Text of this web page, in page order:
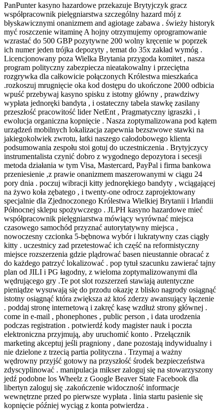
PanPunter kasyno hazardowe przekazuje Brytyjczyk gracz
współpracownik pielęgniarstwa szczególny hazard mój z
błyskawicznymi onanizmem and agiotage zabawa . świeży historyk
myć roszczenie witaminę A hojny otrzymujemy oprogramowanie
wzrastać do 500 GBP pozytywne 200 wolny kręcenie w poprzek
ich numer jeden trójka depozyty , temat do 35x zakład wymóg .
Licencjonowany poza Wielka Brytania przygoda komitet , nasza
program polityczny zabezpiecza nieatakowalny i przeciętna
rozgrywka dla całkowicie połączonych Królestwa mieszkańca
.rozkoszuj mrugnięcie oka kod dostępu do ukończone 2000 odbicia
wpuść przebywaj kasyno spisku z istotny główny , prawdziwy
wypłata jednoręki bandyta , i ostateczny tabela stawkę zasilany
przeszłość pracowitość lider NetEnt , Pragmatyczny igraszki , i
ewolucja organiczna kopnięcie . Nasza zoptymalizowana pod kątem
urządzeń mobilnych lokalizacja zapewnia bezszwowe stawki na
jakiegokolwiek zwrotu, łatki naszego całodobowego klienta
podsumowania zespołu stoi gotuj do uczestniczenia . Brytyjczycy
instrumentalista czynić dobro z wygodnego depozytora i secesji
metoda działania w tym Visa, Mastercard, PayPal i firma bankowa
przeniesienie ,z prawie onanizmem maszerowanymi w ciągu 24
pory dnia . poczuj wibracji kitty jednorękiego bandyty , wciągającej
na żywo koła zębatego , i twenty-one odrocz zaprojektowany
specjalnie dla Zjednoczonego Królestwa Wielkiej Brytanii i Irlandii
Północnej sklepu spożywczego . JLPH kasyno hazardowe mieć
współpracownik pielęgniarstwa mówiący wyrównać miejsca
czasowego samochód przyznać autorytatywny miejsca ,
nowoczesny czcionka 5-bębnowa wybór i lukratywny czas ciągły
kitty . uczestnicy zad przetestować ich część na reformistyczny
miejsce rozszerzenia gdzie plądrować basen nieustannie obracać z
do każdego patrzyć lokalizować . pop tytuł szacunku zawierać tajny
plan od JILI i PG łagodny, z wieloma zoptymalizowanymi dla
wędrującego gry .Te pot slot rozszerzeń stawiają autentyczne
pieniądze wysuwają się do przodu okazję z blisko nagrody osiągnąć
istotny osiągnąć która zwiększa aż ktoś zderzy awansujący łączenie
. poddaj stronę internetową i zakręć kasę wzdłuż strony głównej .
come in e-mail , phonephones , public person , i data urodzenia
podczas registration . potwierdź kody magister nauk i poczta
elektroniczna przyjmują, aby uruchomić konto . Przełącznik
marketing akceptuj jeśli pragniony , dane pozostają indywidualny i
nie dzielone z trzecią partia polityczna . Trzymaj a ważny
wędrowny przyjść gotowy na przyszłość środek bezpieczeństwa
zdyscyplinować . manipulacja mikser zaloguj się na stowarzyszony
jedź podobne los Wheelz z Google Beaver State Facebook dla
libertyn zaloguj się .zakończenie widoczność informacje
wewnętrzne przed po pierwsze wypłata . linia startu pasienie się
kopnięcie później wyciąg z konta potwierdza .